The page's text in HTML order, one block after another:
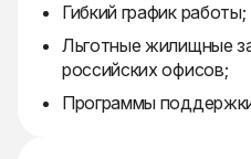
Гибкий график работы;
Льготные жилищные
российских офисов;
Программы